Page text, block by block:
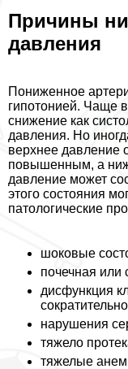
Причины
давления
Пониженное
гипотонией. Чаще
снижение как
давления. Но
верхнее давление
повышенным, а
давление может
этого состояния
патологические
шоковые
почечная или
дисфункция
нарушения
тяжело
тяжелые